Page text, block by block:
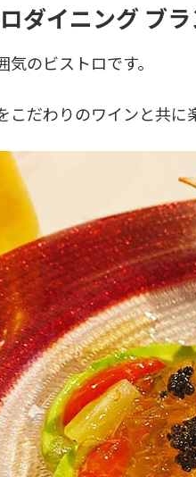
ダイニング ブ
気のビストロです。
こだわりのワインと共に